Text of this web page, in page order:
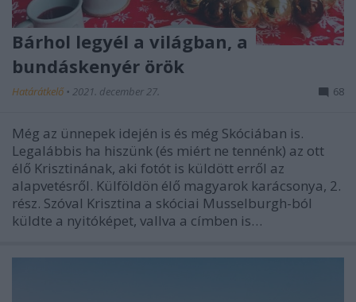
Bárhol legyél a világban, a
bundáskenyér örök
Határátkelő • 2021. december 27. 68
Még az ünnepek idején is és még Skóciában is.
Legalábbis ha hiszünk (és miért ne tennénk) az ott
élő Krisztinának, aki fotót is küldött erről az
alapvetésről. Külföldön élő magyarok karácsonya, 2.
rész. Szóval Krisztina a skóciai Musselburgh-ból
küldte a nyitóképet, vallva a címben is…